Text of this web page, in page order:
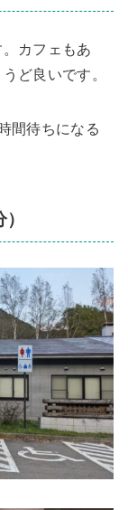
カフェもあ
ど良いです。
間待ちになる